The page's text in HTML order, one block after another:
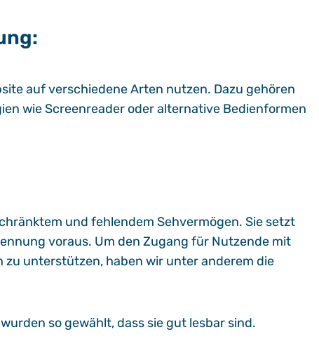
auf verschiedene Arten nutzen. Dazu gehören
wie Screenreader oder alternative Bedienformen
und fehlendem Sehvermögen. Sie setzt
voraus. Um den Zugang für Nutzende mit
zu unterstützen, haben wir unter anderem die
so gewählt, dass sie gut lesbar sind.